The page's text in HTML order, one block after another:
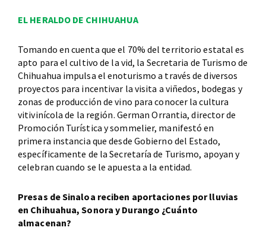
EL HERALDO DE CHIHUAHUA
Tomando en cuenta que el 70% del territorio estatal es
apto para el cultivo de la vid, la Secretaria de Turismo de
Chihuahua impulsa el enoturismo a través de diversos
proyectos para incentivar la visita a viñedos, bodegas y
zonas de producción de vino para conocer la cultura
vitivinícola de la región. German Orrantia, director de
Promoción Turística y sommelier, manifestó en
primera instancia que desde Gobierno del Estado,
específicamente de la Secretaría de Turismo, apoyan y
celebran cuando se le apuesta a la entidad.
Presas de Sinaloa reciben aportaciones por lluvias
en Chihuahua, Sonora y Durango ¿Cuánto
almacenan?